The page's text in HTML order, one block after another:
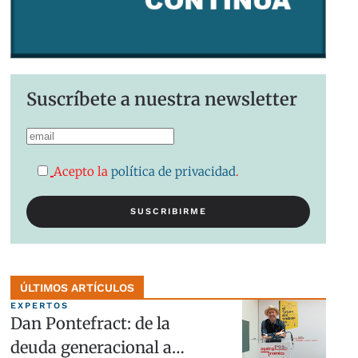
Suscríbete a nuestra newsletter
Acepto lapolítica de privacidad.
ÚLTIMOS ARTÍCULOS
EXPERTOS
Dan Pontefract: de la
deuda generacional a…